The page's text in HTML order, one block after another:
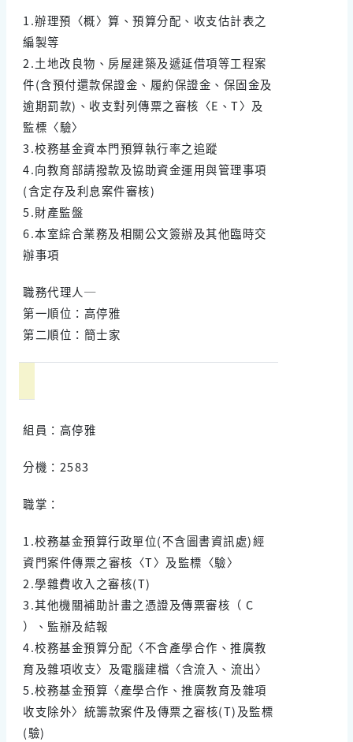
1.辦理預〈概〉算、預算分配、收支估計表之
編製等
2.土地改良物、房屋建築及遞延借項等工程案
件(含預付還款保證金、履約保證金、保固金及
逾期罰款)、收支對列傳票之審核〈E、T〉及
監標〈驗〉
3.校務基金資本門預算執行率之追蹤
4.向教育部請撥款及協助資金運用與管理事項
(含定存及利息案件審核)
5.財產監盤
6.本室綜合業務及相關公文簽辦及其他臨時交
辦事項
職務代理人─
第一順位：高停雅
第二順位：簡士家
組員：高停雅
分機：2583
職掌：
1.校務基金預算行政單位(不含圖書資訊處)經
資門案件傳票之審核〈T〉及監標〈驗〉
2.學雜費收入之審核(T)
3.其他機關補助計畫之憑證及傳票審核（ C
）、監辦及結報
4.校務基金預算分配〈不含產學合作、推廣教
育及雜項收支〉及電腦建檔〈含流入、流出〉
5.校務基金預算〈產學合作、推廣教育及雜項
收支除外〉統籌款案件及傳票之審核(T)及監標
(驗)